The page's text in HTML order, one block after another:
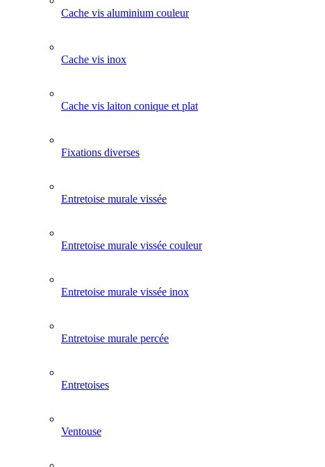
Cache vis aluminium couleur
Cache vis inox
Cache vis laiton conique et plat
Fixations diverses
Entretoise murale vissée
Entretoise murale vissée couleur
Entretoise murale vissée inox
Entretoise murale percée
Entretoises
Ventouse